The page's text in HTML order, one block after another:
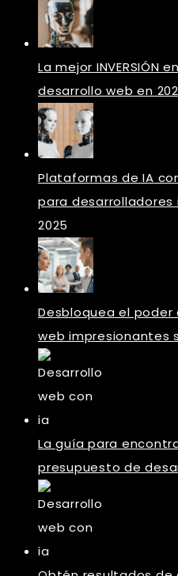
La mejor INVERSIÓN
desarrollo web en
Plataformas de IA con
para
2025
Desbloquea el poder
web impresionantes
La guía para
presupuesto de